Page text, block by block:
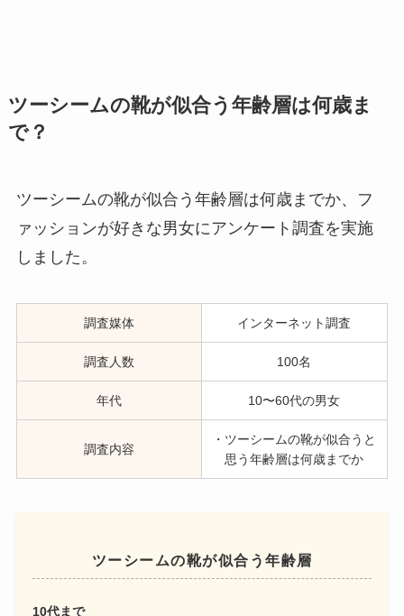
ツーシームの靴が似合う年齢層は何歳ま
で？
ツーシームの靴が似合う年齢層は何歳までか、フ
ァッションが好きな男女にアンケート調査を実施
しました。
調査媒体 インターネット調査
調査人数 100名
年代 10〜60代の男女
調査内容
・ツーシームの靴が似合うと
思う年齢層は何歳までか
ツーシームの靴が似合う年齢層
10代まで